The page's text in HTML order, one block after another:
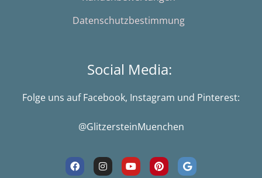
Datenschutzbestimmung
Social Media:
Folge uns auf Facebook, Instagram und Pinterest:
@GlitzersteinMuenchen
F
a
I
n
Y
o
P
i
G
o